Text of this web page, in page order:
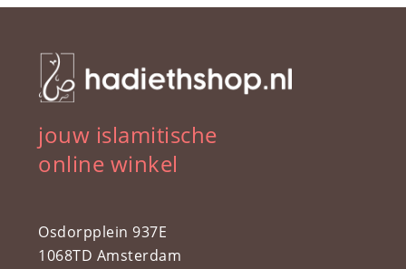
jouw islamitische
online winkel
Osdorpplein 937E
1068TD Amsterdam